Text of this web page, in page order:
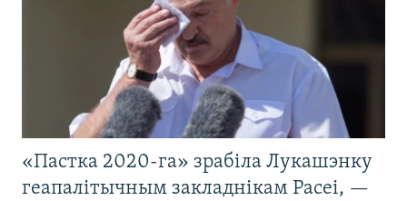
«Пастка 2020-га» зрабіла Лукашэнку
геапалітычным закладнікам Расеі, —